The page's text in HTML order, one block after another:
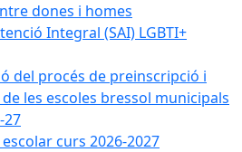
dones i homes
Integral (SAI) LGBTI+
del procés de preinscripció i
les escoles bressol municipals
27
curs 2026-2027